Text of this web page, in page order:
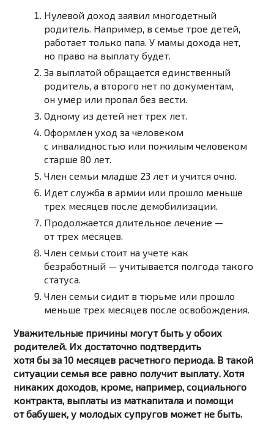
Нулевой доход заявил многодетный
родитель. Например, в семье трое детей,
работает только папа. У мамы дохода нет,
но право на выплату будет.
За выплатой обращается единственный
родитель, а второго нет по документам,
он умер или пропал без вести.
Одному из детей нет трех лет.
Оформлен уход за человеком
с инвалидностью или пожилым человеком
старше 80 лет.
Член семьи младше 23 лет и учится очно.
Идет служба в армии или прошло меньше
трех месяцев после демобилизации.
Продолжается длительное лечение —
от трех месяцев.
Член семьи стоит на учете как
безработный — учитывается полгода такого
статуса.
Член семьи сидит в тюрьме или прошло
меньше трех месяцев после освобождения.
Уважительные причины могут быть у обоих
родителей. Их достаточно подтвердить
хотя бы за 10 месяцев расчетного периода. В такой
ситуации семья все равно получит выплату. Хотя
никаких доходов, кроме, например, социального
контракта, выплаты из маткапитала и помощи
от бабушек, у молодых супругов может не быть.